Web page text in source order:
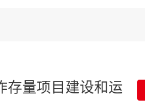
存量项目建设和运